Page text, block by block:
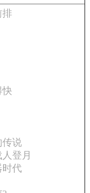
排
快
传说
登月
时代